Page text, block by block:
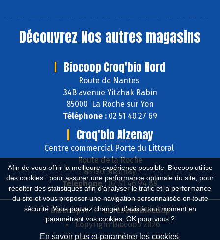
Afin de vous offrir la meilleure expérience possible, Biocoop utilise
des cookies : pour assurer une performance optimale du site, pour
récolter des statistiques afin d'analyser le trafic et la performance
du site et vous proposer une navigation personnalisée en toute
sécurité. Vous pouvez changer d'avis à tout moment en
paramétrant vos cookies. OK pour vous ?
En savoir plus et paramétrer les cookies
Découvrez Nos autres magasins
Biocoop Croq'bio Nord
Route de Nantes
34B avenue Yitzhak Rabin
85000 La Roche sur Yon
Téléphone : 02 51 40 27 69
Croq'bio Aizenay
Centre commercial Porte du Littoral
Route de la Roche
85190 Aizenay
Téléphone :02 51 46 94 69
Biocoop.fr
Le réseau Biocoop
Copyright Biocoop 2026